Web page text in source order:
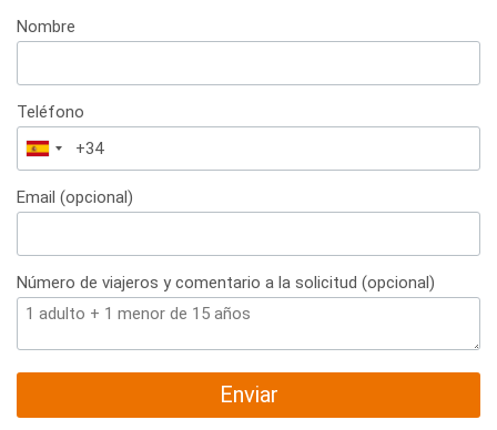
Nombre
Teléfono
España
+34
Email (opcional)
Número de viajeros y comentario a la solicitud (opcional)
Enviar